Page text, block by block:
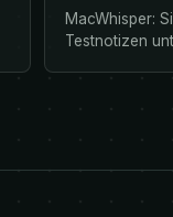
MacWhisper:
Testnotizen